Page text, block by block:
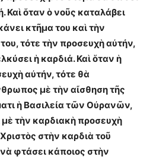
Καὶ ὅταν ὁ νοῦς καταλάβει
κτῆμα του καὶ τὴν
τότε τὴν προσευχὴ αὐτήν,
ἡ καρδιά. Καὶ ὅταν ἡ
αὐτήν, τότε θὰ
μὲ τὴν αἴσθηση τῆς
ἡ Βασιλεία τῶν Οὐρανῶν,
μὲ τὴν καρδιακὴ προσευχὴ
στὴν καρδιὰ τοῦ
φτάσει κάποιος στὴν